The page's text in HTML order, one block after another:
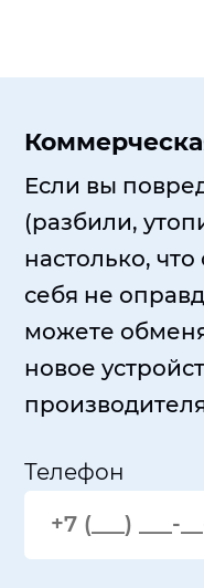
Если вы
(разбили,
настолько,
себя не
можете
новое
Телефон